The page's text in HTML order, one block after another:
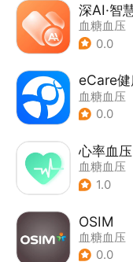
深AI·智
血糖血压
0.0
eCare健
血糖血压
0.0
心率血压
血糖血压
1.0
OSIM
血糖血压
0.0